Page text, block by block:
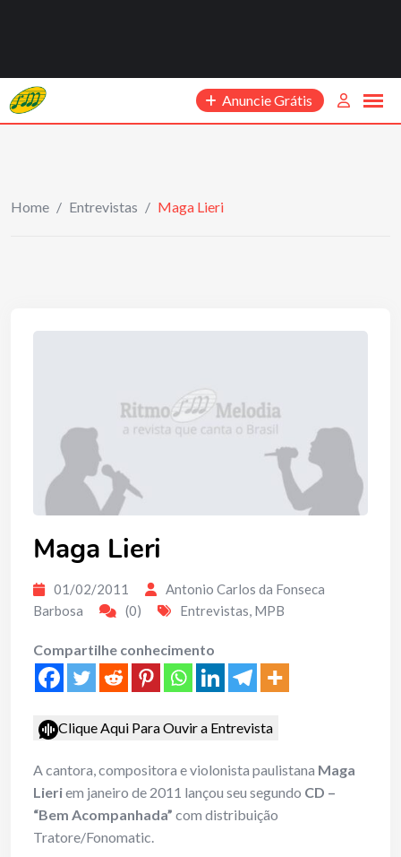
Anuncie Grátis
Home / Entrevistas / Maga Lieri
Maga Lieri
01/02/2011
Antonio Carlos da Fonseca
Barbosa
(0) Entrevistas, MPB
Compartilhe conhecimento
Clique Aqui Para Ouvir a Entrevista
A cantora, compositora e violonista paulistana Maga
Lieriem janeiro de 2011 lançou seu segundo CD –
“Bem Acompanhada” com distribuição
Tratore/Fonomatic.